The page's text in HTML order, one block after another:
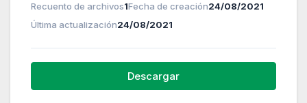
Recuento de archivos1Fecha de creación24/08/2021
Última actualización24/08/2021
Descargar